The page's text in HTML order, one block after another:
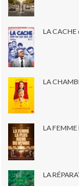
LA
LA
LA
LA